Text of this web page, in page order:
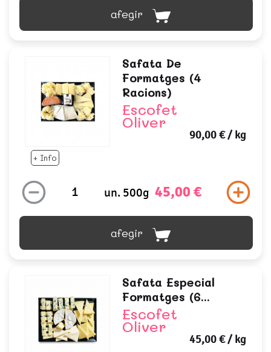
afegir
+ Info
Safata De
Formatges (4
Racions)
Escofet
Oliver
90,00 €/ kg
un. 500g 45,00 €
afegir
Safata Especial
Formatges (6...
Escofet
Oliver
45,00 €/ kg